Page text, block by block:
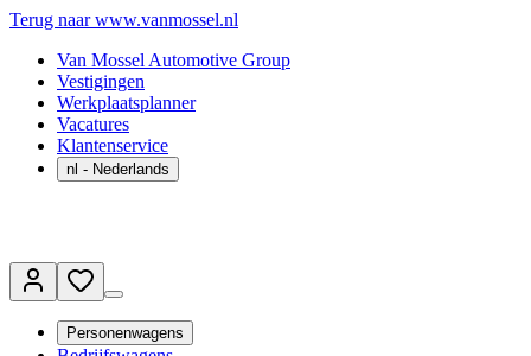
Terug naar www.vanmossel.nl
Van Mossel Automotive Group
Vestigingen
Werkplaatsplanner
Vacatures
Klantenservice
nl - Nederlands
Personenwagens